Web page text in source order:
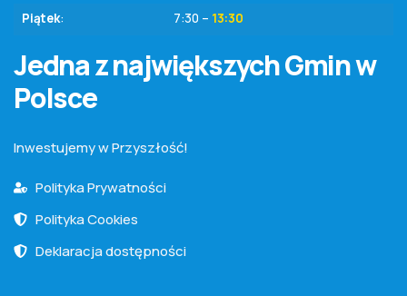
Piątek: 7:30 – 13:30
Jedna z największych Gmin w
Polsce
Inwestujemy w Przyszłość!
Polityka Prywatności
Polityka Cookies
Deklaracja dostępności